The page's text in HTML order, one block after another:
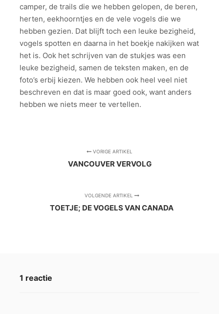
camper, de trails die we hebben gelopen, de beren,
herten, eekhoorntjes en de vele vogels die we
hebben gezien. Dat blijft toch een leuke bezigheid,
vogels spotten en daarna in het boekje nakijken wat
het is. Ook het schrijven van de stukjes was een
leuke bezigheid, samen de teksten maken, en de
foto’s erbij kiezen. We hebben ook heel veel niet
beschreven en dat is maar goed ook, want anders
hebben we niets meer te vertellen.
VORIGE ARTIKEL
VANCOUVER VERVOLG
VOLGENDE ARTIKEL
TOETJE; DE VOGELS VAN CANADA
1 reactie